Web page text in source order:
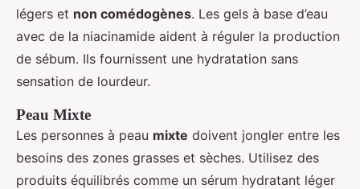
légers et non comédogènes. Les gels à base d’eau
avec de la niacinamide aident à réguler la production
de sébum. Ils fournissent une hydratation sans
sensation de lourdeur.
Peau Mixte
Les personnes à peau mixte doivent jongler entre les
besoins des zones grasses et sèches. Utilisez des
produits équilibrés comme un sérum hydratant léger